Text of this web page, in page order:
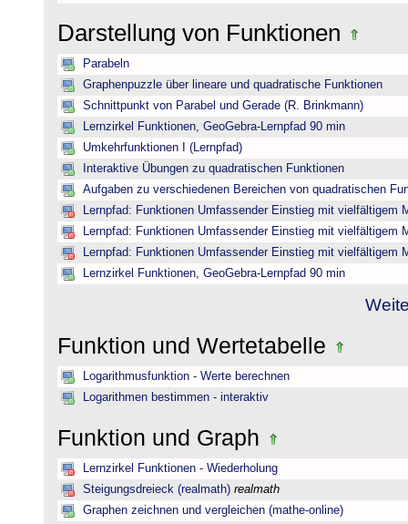
Darstellung von Funktionen
Parabeln
Graphenpuzzle über lineare und quadratische Funktionen
Schnittpunkt von Parabel und Gerade (R. Brinkmann)
Lernzirkel Funktionen, GeoGebra-Lernpfad 90 min
Umkehrfunktionen I (Lernpfad)
Interaktive Übungen zu quadratischen Funktionen
Aufgaben zu verschiedenen Bereichen von quadratischen
Lernpfad: Funktionen Umfassender Einstieg mit vielfältigem
Lernpfad: Funktionen Umfassender Einstieg mit vielfältigem
Lernpfad: Funktionen Umfassender Einstieg mit vielfältigem
Lernzirkel Funktionen, GeoGebra-Lernpfad 90 min
Funktion und Wertetabelle
Logarithmusfunktion - Werte berechnen
Logarithmen bestimmen - interaktiv
Funktion und Graph
Lernzirkel Funktionen - Wiederholung
Steigungsdreieck (realmath) realmath
Graphen zeichnen und vergleichen (mathe-online)